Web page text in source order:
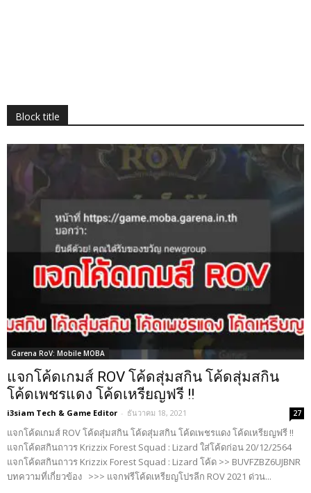
Block title
Garena RoV: Mobile MOBA
แจกโค้ดเกมส์ ROV โค้ดสุ่มสกิน โค้ดสุ่มสกิน
โค้ดเพชรแดง โค้ดเหรียญฟรี !!
i3siam Tech & Game Editor - ธันวาคม 18, 2021 27
แจกโค้ดเกมส์ ROV โค้ดสุ่มสกิน โค้ดสุ่มสกิน โค้ดเพชรแดง โค้ดเหรียญฟรี !!
แจกโค้ดสกินถาวร Krizzix Forest Squad : Lizard ใส่โค้ดก่อน 20/12/2564
แจกโค้ดสกินถาวร Krizzix Forest Squad : Lizard โค้ด >> BUVFZBZ6UJBNR
บทความที่เกี่ยวข้อง >>> แจกฟรีโค้ดเหรียญโปรลีก ROV 2021 ด่วน...